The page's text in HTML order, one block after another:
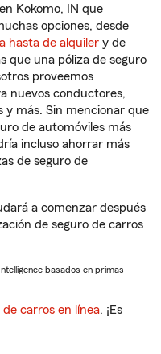
en Kokomo, IN que
opciones, desde
hasta de alquiler y de
que una póliza de seguro
proveemos
nuevos conductores,
y más. Sin mencionar que
de automóviles más
incluso ahorrar más
de seguro de
a comenzar después
de seguro de carros
basados en primas
carros en línea. ¡Es